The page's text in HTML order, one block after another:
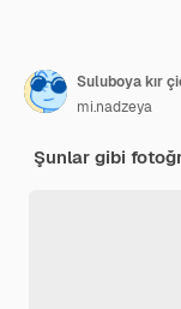
mi.nadzeya
Şunlar gibi